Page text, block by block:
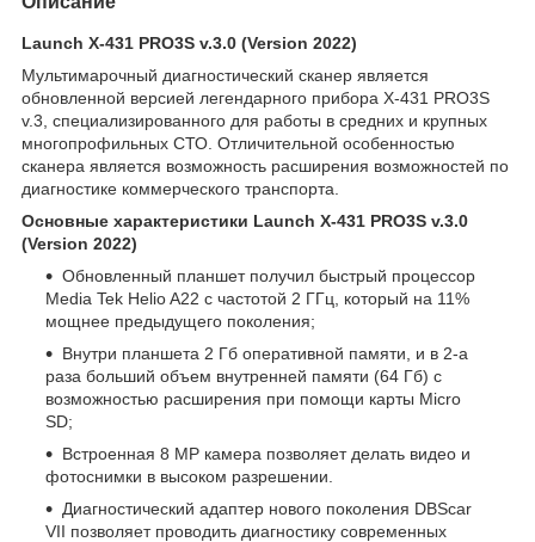
Launch X-431 PRO3S v.3.0 (Version 2022)
Мультимарочный диагностический сканер является
обновленной версией легендарного прибора X-431 PRO3S
v.3, специализированного для работы в средних и крупных
многопрофильных СТО. Отличительной особенностью
сканера является возможность расширения возможностей по
диагностике коммерческого транспорта.
Основные характеристики Launch X-431 PRO3S v.3.0
(Version 2022)
Обновленный планшет получил быстрый процессор
Media Tek Helio A22 с частотой 2 ГГц, который на 11%
мощнее предыдущего поколения;
Внутри планшета 2 Гб оперативной памяти, и в 2-а
раза больший объем внутренней памяти (64 Гб) с
возможностью расширения при помощи карты Micro
SD;
Встроенная 8 MP камера позволяет делать видео и
фотоснимки в высоком разрешении.
Диагностический адаптер нового поколения DBScar
VII позволяет проводить диагностику современных